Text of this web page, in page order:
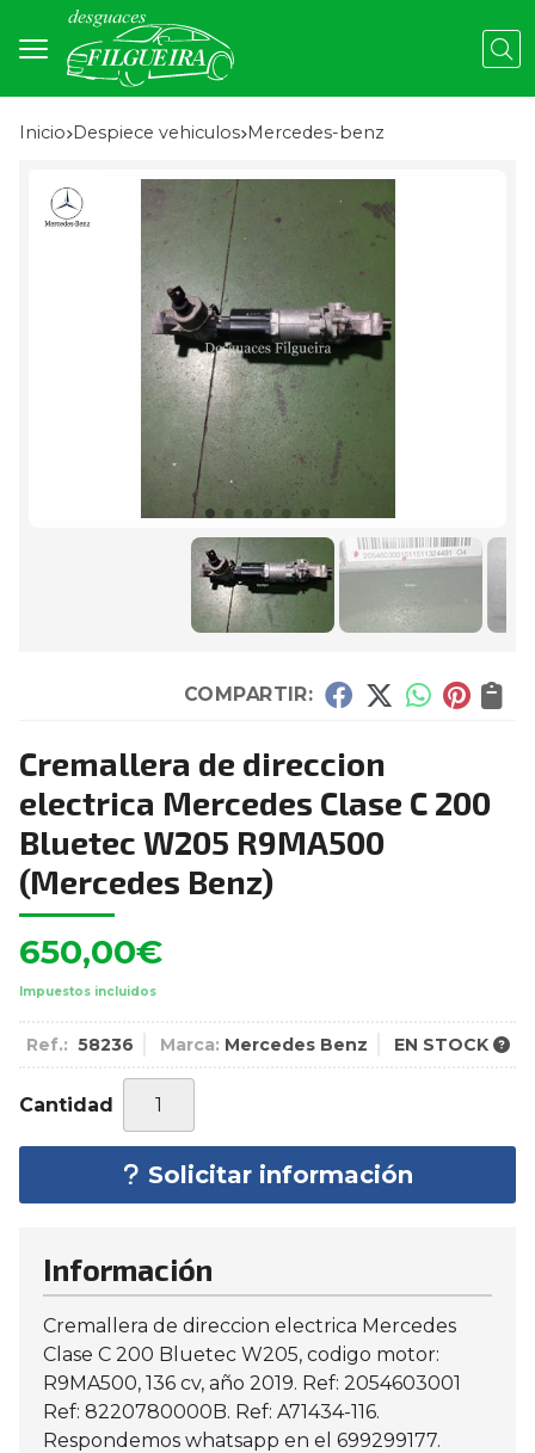
Inicio despiece vehiculos mercedes-benz
COMPARTIR:
Cremallera de direccion
electrica Mercedes Clase C 200
Bluetec W205 R9MA500
(Mercedes Benz)
650,00€
Impuestos incluidos
Ref.: 58236 Marca: Mercedes Benz EN STOCK
Cantidad
Solicitar información
Información
Cremallera de direccion electrica Mercedes
Clase C 200 Bluetec W205, codigo motor:
R9MA500, 136 cv, año 2019. Ref: 2054603001
Ref: 8220780000B. Ref: A71434-116.
Respondemos whatsapp en el 699299177.